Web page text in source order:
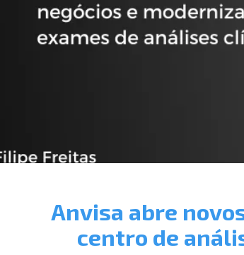
Anvisa abre
centro de